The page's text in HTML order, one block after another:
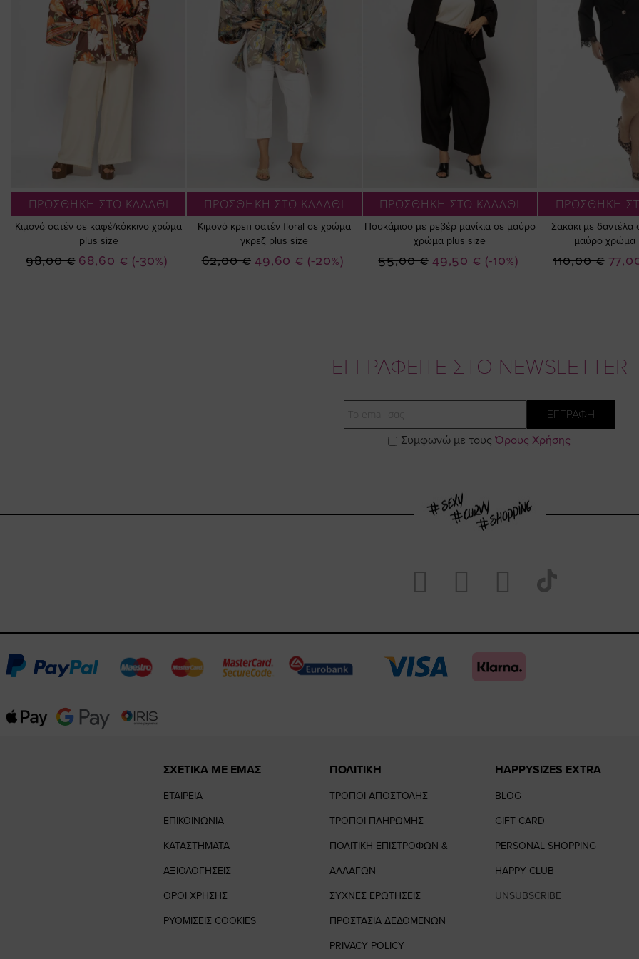
ΠΡΟΣΘΗΚΗ ΣΤΟ ΚΑΛΑΘΙ
Κιμονό σατέν σε καφέ/κόκκινο χρώμα
plus size
(-30%)
Ειδική
68,60 €
98,00 €
ΠΡΟΣΘΗΚΗ ΣΤΟ ΚΑΛΑΘΙ
Κιμονό κρεπ σατέν floral σε χρώμα
γκρεζ plus size
(-20%)
Ειδική
49,60 €
62,00 €
ΠΡΟΣΘΗΚΗ ΣΤΟ ΚΑΛΑΘΙ
Πουκάμισο με ρεβέρ μανίκια σε μαύρο
χρώμα plus size
(-10%)
Ειδική
49,50 €
55,00 €
ΠΡΟΣΘΗΚΗ
Σακάκι με δαντέλα
μαύρο χρώμα
Ειδική
110,00 €
ΕΓΓΡΑΦΕΙΤΕ ΣΤΟ NEWSLETTER
ΕΓΓΡΑΦΗ
Συμφωνώ με τους Όρους Χρήσης
Visit
https://
page
Visit
https://
page
Visit
https://
our
ΣΧΕΤΙΚΑ ΜΕ ΕΜΑΣ
ΕΤΑΙΡΕΙΑ
ΕΠΙΚΟΙΝΩΝΙΑ
ΚΑΤΑΣΤΗΜΑΤΑ
ΑΞΙΟΛΟΓΗΣΕΙΣ
ΟΡΟΙ ΧΡΗΣΗΣ
ΡΥΘΜΙΣΕΙΣ COOKIES
ΠΟΛΙΤΙΚΗ
ΤΡΟΠΟΙ ΑΠΟΣΤΟΛΗΣ
ΤΡΟΠΟΙ ΠΛΗΡΩΜΗΣ
ΠΟΛΙΤΙΚΗ ΕΠΙΣΤΡΟΦΩΝ &
ΑΛΛΑΓΩΝ
ΣΥΧΝΕΣ ΕΡΩΤΗΣΕΙΣ
ΠΡΟΣΤΑΣΙΑ ΔΕΔΟΜΕΝΩΝ
PRIVACY POLICY
HAPPYSIZES EXTRA
BLOG
GIFT CARD
PERSONAL SHOPPING
HAPPY CLUB
UNSUBSCRIBE